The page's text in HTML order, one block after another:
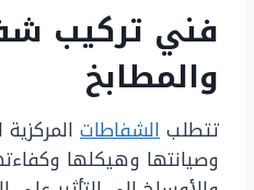
فني تركيب
والمطابخ
تتطلبالشفاطات
وصيانتها وهيكلها